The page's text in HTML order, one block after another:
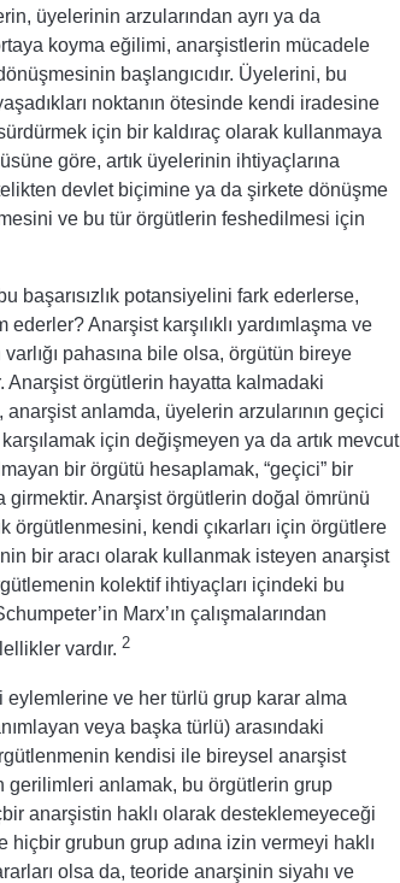
üyelerinin arzularından ayrı ya da
koyma eğilimi, anarşistlerin mücadele
başlangıcıdır. Üyelerini, bu
noktanın ötesinde kendi iradesine
için bir kaldıraç olarak kullanmaya
göre, artık üyelerinin ihtiyaçlarına
devlet biçimine ya da şirkete dönüşme
ve bu tür örgütlerin feshedilmesi için
başarısızlık potansiyelini fark ederlerse,
Anarşist karşılıklı yardımlaşma ve
pahasına bile olsa, örgütün bireye
Anarşist örgütlerin hayatta kalmadaki
anarşist anlamda, üyelerin arzularının geçici
karşılamak için değişmeyen ya da artık mevcut
bir örgütü hesaplamak, “geçici” bir
Anarşist örgütlerin doğal ömrünü
örgütlenmesini, kendi çıkarları için örgütlere
bir aracı olarak kullanmak isteyen anarşist
kolektif ihtiyaçları içindeki bu
Marx’ın çalışmalarından
vardır. 2
ve her türlü grup karar alma
veya başka türlü) arasındaki
kendisi ile bireysel anarşist
gerilimleri anlamak, bu örgütlerin grup
anarşistin haklı olarak desteklemeyeceği
grubun grup adına izin vermeyi haklı
olsa da, teoride anarşinin siyahı ve